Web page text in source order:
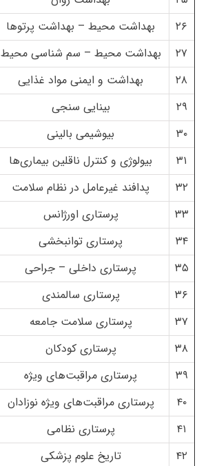
۲۶
بهداشت محیط – بهداشت پرتوها
۲۷
بهداشت محیط – سم شناسی محیط
۲۸
بهداشت و ایمنی مواد غذایی
۲۹
بینایی سنجی
۳۰
بیوشیمی بالینی
۳۱
بیولوژی و کنترل ناقلین بیماری‌ها
۳۲
پدافند غیرعامل در نظام سلامت
۳۳
پرستاری اورژانس
۳۴
پرستاری توانبخشی
۳۵
پرستاری داخلی – جراحی
۳۶
پرستاری سالمندی
۳۷
پرستاری سلامت جامعه
۳۸
پرستاری کودکان
۳۹
پرستاری مراقبت‌های ویژه
۴۰
پرستاری مراقبت‌های ویژه نوزادان
۴۱
پرستاری نظامی
۴۲
تاریخ علوم پزشکی